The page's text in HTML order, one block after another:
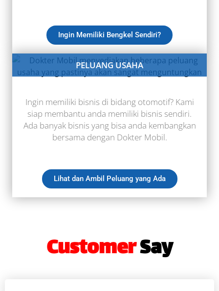
Ingin Memiliki Bengkel Sendiri?
PELUANG USAHA
Ingin memiliki bisnis di bidang otomotif? Kami
siap membantu anda memiliki bisnis sendiri.
Ada banyak bisnis yang bisa anda kembangkan
bersama dengan Dokter Mobil.
Lihat dan Ambil Peluang yang Ada
CustomerSay